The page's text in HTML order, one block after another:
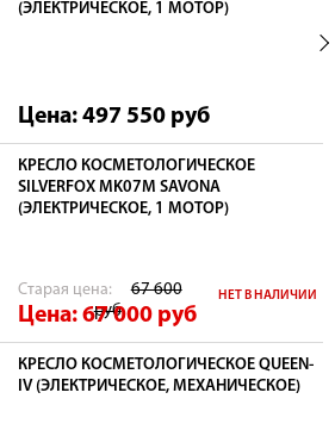
(ЭЛЕКТРИЧЕСКОЕ, 1 МОТОР)
Цена: 497 550 руб
КРЕСЛО КОСМЕТОЛОГИЧЕСКОЕ
SILVERFOX MK07M SAVONA
(ЭЛЕКТРИЧЕСКОЕ, 1 МОТОР)
Cтарая цена:
67 600
руб
Цена: 67 000 руб
НЕТ В НАЛИЧИИ
КРЕСЛО КОСМЕТОЛОГИЧЕСКОЕ QUEEN-
IV (ЭЛЕКТРИЧЕСКОЕ, МЕХАНИЧЕСКОЕ)